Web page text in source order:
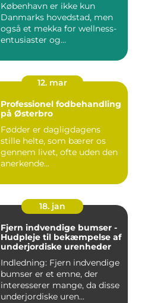
København er ikke kun
Danmarks hovedstad, men
også et mekka for wellness-
entusiaster og...
12. mar
Professionel fodbehandling
på Østerbro
Fødder er dagligdagens
stille helte, som bærer os
gennem livet, ofte uden den
anerkende...
18. jan
Fjern indvendige bumser -
Hudpleje til bekæmpelse af
underjordiske urenheder
Indledning: Fjern indvendige
bumser er et emne, der
interesserer mange, da disse
underjordiske uren...